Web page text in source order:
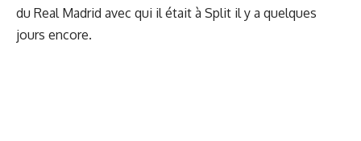
du Real Madrid avec qui il était à Split il y a quelques
jours encore.